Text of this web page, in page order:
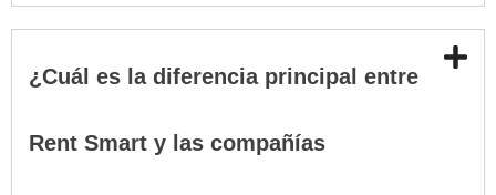
¿Cuál es la diferencia principal entre
Rent Smart y las compañías